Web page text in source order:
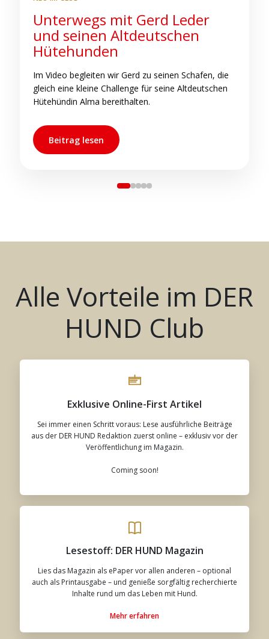
Unterwegs mit Gerd Leder
und seinen Altdeutschen
Hütehunden
Im Video begleiten wir Gerd zu seinen Schafen, die
gleich eine kleine Challenge für seine Altdeutschen
Hütehündin Alma bereithalten.
Beitrag lesen
Alle Vorteile im DER
HUND Club
Exklusive Online-First Artikel
Sei immer einen Schritt voraus: Lese ausführliche Beiträge
aus der DER HUND Redaktion zuerst online – exklusiv vor der
Veröffentlichung im Magazin.
Coming soon!
Lesestoff: DER HUND Magazin
Lies das Magazin als ePaper vor allen anderen – optional
auch als Printausgabe – und genieße sorgfältig recherchierte
Inhalte rund um das Leben mit Hund.
Mehr erfahren